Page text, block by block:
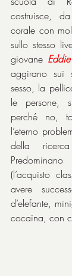
costruisce,
corale con
sullo stesso
giovane Eddie
aggirano sui
sesso, la
le persone,
perché no,
l’eterno
della
(l’acquisto
avere
d’elefante,
cocaina, con